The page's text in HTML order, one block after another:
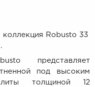
Robusto 33
представляет
под высоким
толщиной 12